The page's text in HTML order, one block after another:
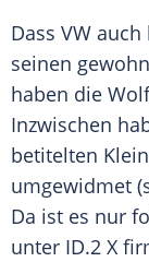
Dass VW
seinen
haben die
Inzwischen
betitelten
umgewidmet
Da ist es nur
unter ID.2 X